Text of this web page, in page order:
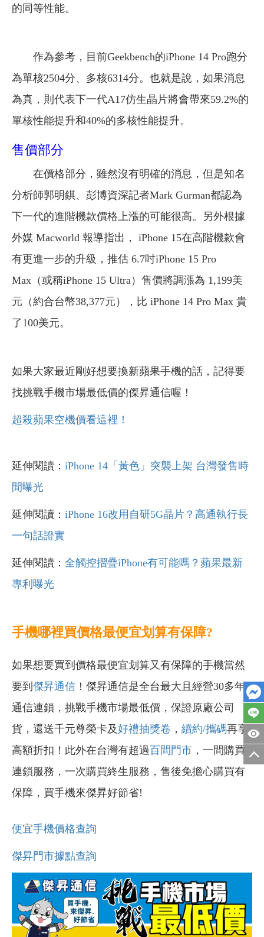
的同等性能。
作為參考，目前Geekbench的iPhone 14 Pro跑分
為單核2504分、多核6314分。也就是說，如果消息
為真，則代表下一代A17仿生晶片將會帶來59.2%的
單核性能提升和40%的多核性能提升。
售價部分
在價格部分，雖然沒有明確的消息，但是知名
分析師郭明錤、彭博資深記者Mark Gurman都認為
下一代的進階機款價格上漲的可能很高。另外根據
外媒 Macworld 報導指出， iPhone 15在高階機款會
有更進一步的升級，推估 6.7吋iPhone 15 Pro
Max（或稱iPhone 15 Ultra）售價將調漲為 1,199美
元（約合台幣38,377元），比 iPhone 14 Pro Max 貴
了100美元。
如果大家最近剛好想要換新蘋果手機的話，記得要
找挑戰手機市場最低價的傑昇通信喔！
超殺蘋果空機價看這裡！
延伸閱讀： iPhone 14「黃色」突襲上架 台灣發售時
間曝光
延伸閱讀： iPhone 16改用自研5G晶片？高通執行長
一句話證實
延伸閱讀： 全觸控摺疊iPhone有可能嗎？蘋果最新
專利曝光
手機哪裡買價格最便宜划算有保障?
如果想要買到價格最便宜划算又有保障的手機當然
要到 傑昇通信 ！傑昇通信是全台最大且經營30多年
通信連鎖，挑戰手機市場最低價，保證原廠公司
貨，還送千元尊榮卡及好禮抽獎卷 ， 續約/攜碼再享
高額折扣！此外在台灣有超過百間門市 ，一間購買
連鎖服務，一次購買終生服務，售後免擔心購買有
保障，買手機來傑昇好節省!
便宜手機價格查詢
傑昇門市據點查詢